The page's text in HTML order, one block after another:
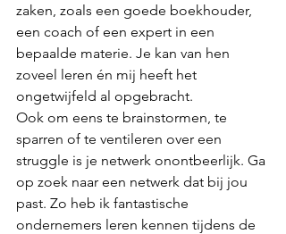
zaken, zoals een goede boekhouder,
een coach of een expert in een
bepaalde materie. Je kan van hen
zoveel leren én mij heeft het
ongetwijfeld al opgebracht.
Ook om eens te brainstormen, te
sparren of te ventileren over een
struggle is je netwerk onontbeerlijk. Ga
op zoek naar een netwerk dat bij jou
past. Zo heb ik fantastische
ondernemers leren kennen tijdens de